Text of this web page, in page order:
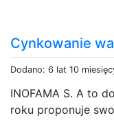
Cynkowanie
Dodano: 6 lat 10
INOFAMA S. A to
roku proponuje